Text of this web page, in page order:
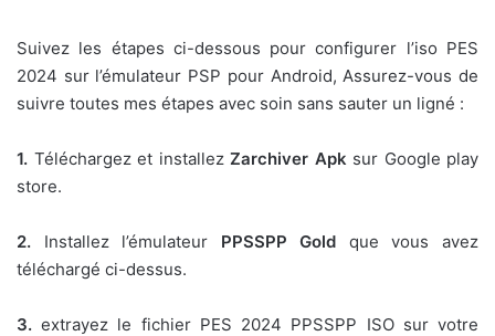
Suivez les étapes ci-dessous pour configurer l’iso PES
2024 sur l’émulateur PSP pour Android, Assurez-vous de
suivre toutes mes étapes avec soin sans sauter un ligné :
1. Téléchargez et installez Zarchiver Apksur Google play
store.
2. Installez l’émulateur PPSSPP Gold que vous avez
téléchargé ci-dessus.
3. extrayez le fichier PES 2024 PPSSPP ISO sur votre